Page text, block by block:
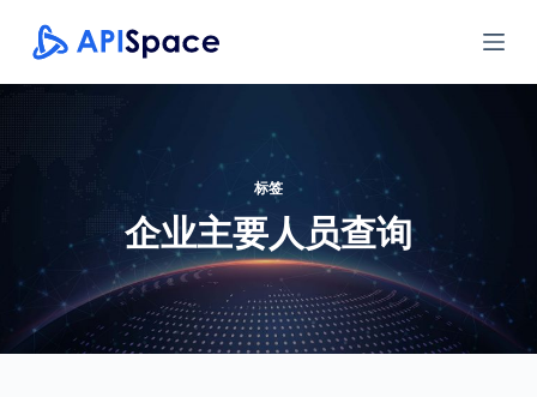
跳
过
内
标签
企业主要人员查询